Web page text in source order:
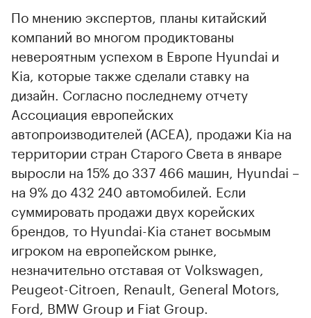
По мнению экспертов, планы китайский
компаний во многом продиктованы
невероятным успехом в Европе Hyundai и
Kia, которые также сделали ставку на
дизайн. Согласно последнему отчету
Ассоциация европейских
автопроизводителей (АСЕА), продажи Kia на
территории стран Старого Света в январе
выросли на 15% до 337 466 машин, Hyundai –
на 9% до 432 240 автомобилей. Если
суммировать продажи двух корейских
брендов, то Hyundai-Kia станет восьмым
игроком на европейском рынке,
незначительно отставая от Volkswagen,
Peugeot-Citroen, Renault, General Motors,
Ford, BMW Group и Fiat Group.